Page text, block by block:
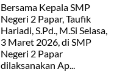
Bersama Kepala SMP
Negeri 2 Papar, Taufik
Hariadi, S.Pd., M.Si Selasa,
3 Maret 2026, di SMP
Negeri 2 Papar
dilaksanakan Ap...